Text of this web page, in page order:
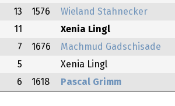
13 1576 Wieland Stahnecker
11 Xenia Lingl
7 1676 Machmud Gadschisade
5 Xenia Lingl
6 1618 Pascal Grimm